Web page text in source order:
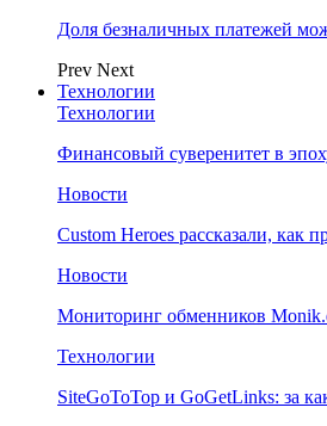
Доля безналичных платежей
Prev Next
Технологии
Технологии
Финансовый суверенитет в
Новости
Custom Heroes рассказали, как
Новости
Мониторинг обменников
Технологии
SiteGoToTop и GoGetLinks: за